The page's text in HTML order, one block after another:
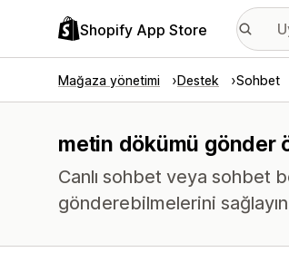
Shopify App Store
Mağaza yönetimi Destek Sohbet
metin dökümü gönder
Canlı sohbet veya sohbet
gönderebilmelerini